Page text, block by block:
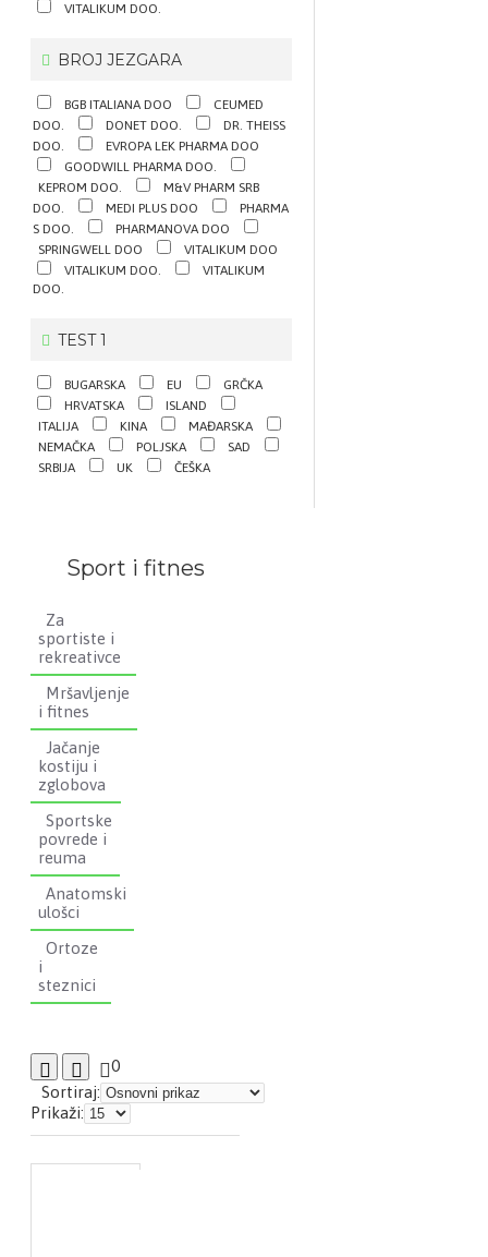
VITALIKUM DOO.
BROJ JEZGARA
BGB ITALIANA DOO
CEUMED
DOO.
DONET DOO.
DR. THEISS
DOO.
EVROPA LEK PHARMA DOO
GOODWILL PHARMA DOO.
KEPROM DOO.
M&V PHARM SRB
DOO.
MEDI PLUS DOO
PHARMA
S DOO.
PHARMANOVA DOO
SPRINGWELL DOO
VITALIKUM DOO
VITALIKUM DOO.
VITALIKUM
DOO.
TEST 1
BUGARSKA EU
GRČKA
HRVATSKA
ISLAND
ITALIJA
KINA
MAĐARSKA
NEMAČKA
POLJSKA
SAD
SRBIJA
UK ČEŠKA
Sport i fitnes
Za
sportiste i
rekreativce
Mršavljenje
i fitnes
Jačanje
kostiju i
zglobova
Sportske
povrede i
reuma
Anatomski
ulošci
Ortoze
i
steznici
0
Sortiraj:
Prikaži: